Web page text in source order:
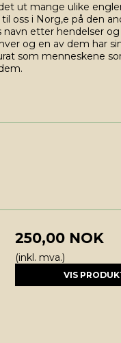
ut mange ulike
oss i Norg,e på den
navn etter hendelser
og en av dem har
som menneskene
250,00 NOK
(inkl. mva.)
VIS